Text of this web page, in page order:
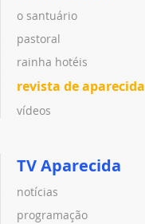
o santuário
pastoral
rainha hotéis
revista de aparecida
vídeos
TV Aparecida
notícias
programação